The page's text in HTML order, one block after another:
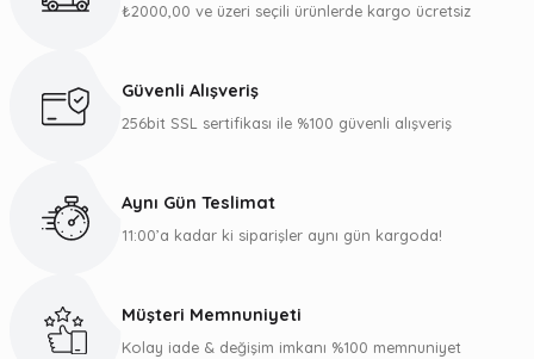
₺2000,00 ve üzeri seçili ürünlerde kargo ücretsiz
Güvenli Alışveriş
256bit SSL sertifikası ile %100 güvenli alışveriş
Aynı Gün Teslimat
11:00’a kadar ki siparişler aynı gün kargoda!
Müşteri Memnuniyeti
Kolay iade & değişim imkanı %100 memnuniyet